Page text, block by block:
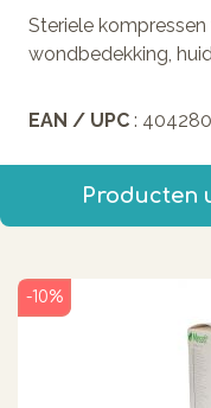
Steriele
wondbedekking,
EAN / UPC :
Producten
-10%